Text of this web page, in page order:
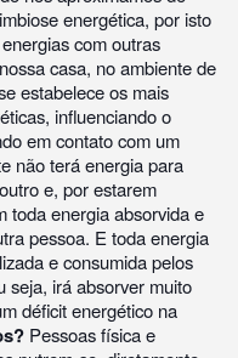
energética, por isto
com outras
casa, no ambiente de
estabelece os mais
influenciando o
em contato com um
não terá energia para
e, por estarem
toda energia absorvida e
pessoa. E toda energia
e consumida pelos
seja, irá absorver muito
déficit energético na
Pessoas física e